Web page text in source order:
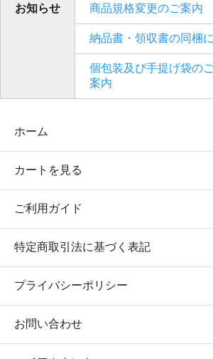
お知らせ 商品規格変更のご案内
納品書・領収書の同梱
個包装及び手提げ袋の
案内
ホーム
カートを見る
ご利用ガイド
特定商取引法に基づく表記
プライバシーポリシー
お問い合わせ